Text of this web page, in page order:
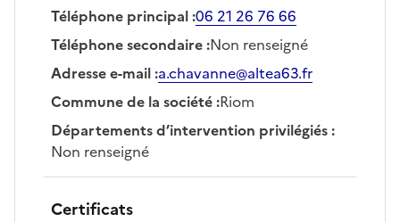
Téléphone principal:06 21 26 76 66
Téléphone secondaire:Non renseigné
Adresse e-mail:a.chavanne@altea63.fr
Commune de la société:Riom
Départements d’intervention privilégiés:
Non renseigné
Certificats